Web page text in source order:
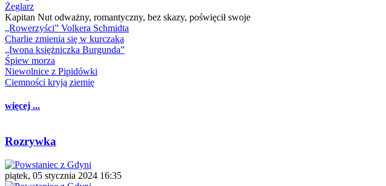
Żeglarz
Kapitan Nut odważny, romantyczny, bez skazy, poświęcił swoje
„Rowerzyści” Volkera Schmidta
Charlie zmienia się w kurczaka
„Iwona księżniczka Burgunda”
Śpiew morza
Niewolnice z Pipidówki
Ciemności kryją ziemię
więcej ...
Rozrywka
piątek, 05 stycznia 2024 16:35